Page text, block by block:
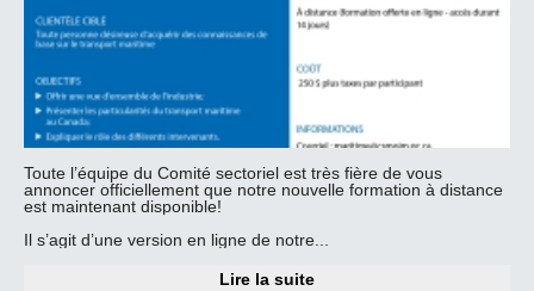
Toute l’équipe du Comité sectoriel est très fière de vous
annoncer officiellement que notre nouvelle formation à distance
est maintenant disponible!
Il s’agit d’une version en ligne de notre...
Lire la suite